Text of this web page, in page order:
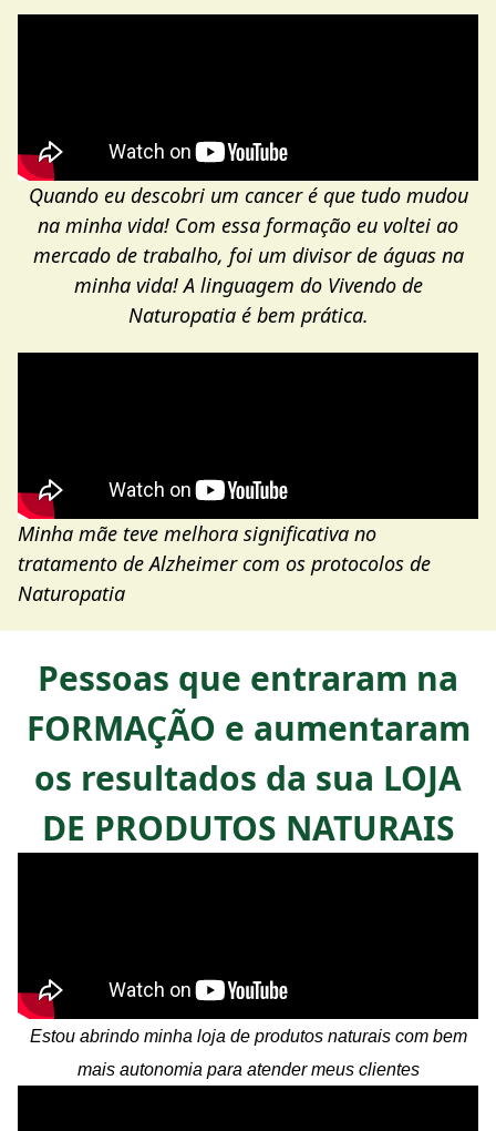
Quando eu descobri um cancer é que tudo mudou
na minha vida! Com essa formação eu voltei ao
mercado de trabalho, foi um divisor de águas na
minha vida! A linguagem do Vivendo de
Naturopatia é bem prática.
Minha mãe teve melhora significativa no
tratamento de Alzheimer com os protocolos de
Naturopatia
Pessoas que entraram na
FORMAÇÃO e aumentaram
os resultados da sua LOJA
DE PRODUTOS NATURAIS
Estou abrindo minha loja de produtos naturais com bem
mais autonomia para atender meus clientes